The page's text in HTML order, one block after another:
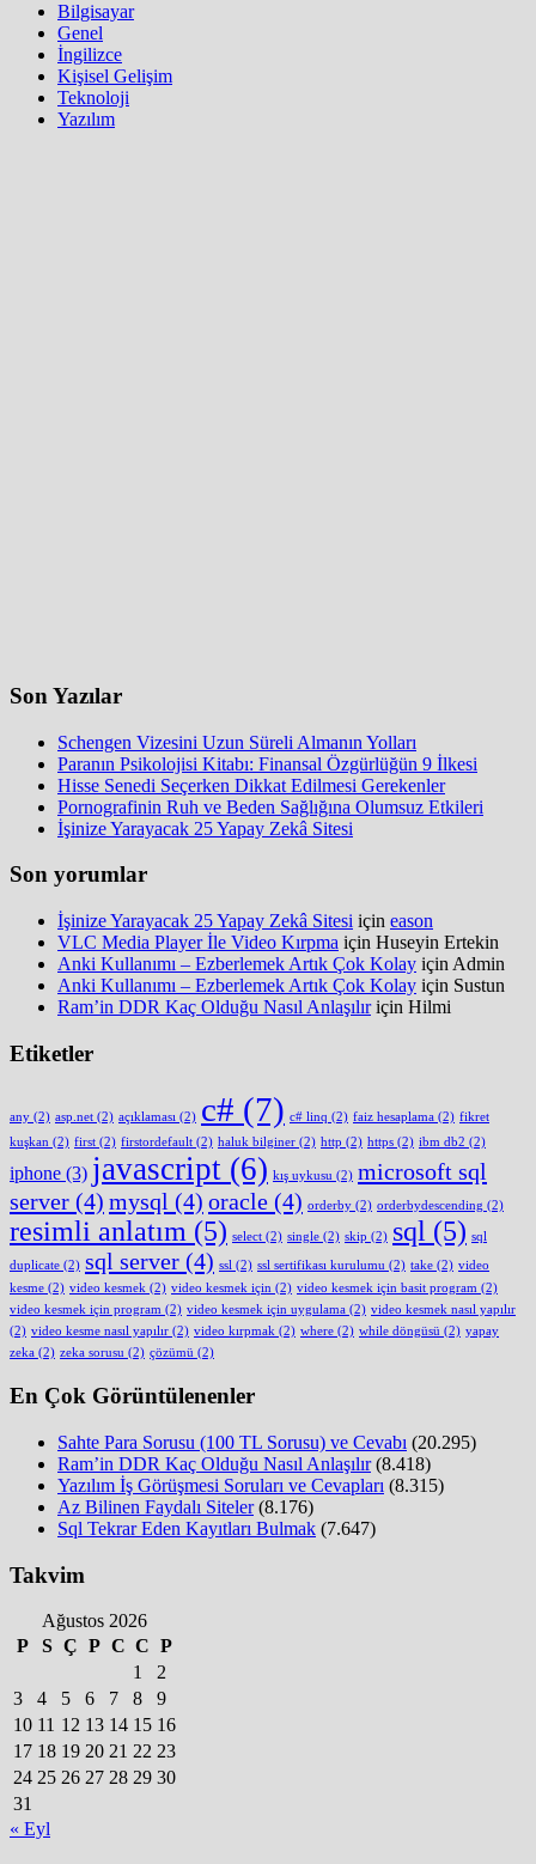
Bilgisayar
Genel
İngilizce
Kişisel Gelişim
Teknoloji
Yazılım
Son Yazılar
Schengen Vizesini Uzun Süreli Almanın Yolları
Paranın Psikolojisi Kitabı: Finansal Özgürlüğün 9 İlkesi
Hisse Senedi Seçerken Dikkat Edilmesi Gerekenler
Pornografinin Ruh ve Beden Sağlığına Olumsuz Etkileri
İşinize Yarayacak 25 Yapay Zekâ Sitesi
Son yorumlar
İşinize Yarayacak 25 Yapay Zekâ Sitesi için eason
VLC Media Player İle Video Kırpma için Huseyin Ertekin
Anki Kullanımı – Ezberlemek Artık Çok Kolay için Admin
Anki Kullanımı – Ezberlemek Artık Çok Kolay için Sustun
Ram’in DDR Kaç Olduğu Nasıl Anlaşılıriçin Hilmi
Etiketler
any (2) asp.net (2) açıklaması (2) c# (7) c# linq (2) faiz hesaplama (2) fikret
kuşkan (2) first (2) firstordefault (2) haluk bilginer (2) http (2) https (2) ibm db2 (2)
iphone (3) javascript (6) kış uykusu (2) microsoft sql
server (4) mysql (4) oracle (4) orderby (2) orderbydescending (2)
resimli anlatım (5) select (2) single (2) skip (2) sql (5) sql
duplicate (2) sql server (4) ssl (2) ssl sertifikası kurulumu (2) take (2) video
kesme (2) video kesmek (2) video kesmek için (2) video kesmek için basit program (2)
video kesmek için program (2) video kesmek için uygulama (2) video kesmek nasıl yapılır
(2) video kesme nasıl yapılır (2) video kırpmak (2) where (2) while döngüsü (2) yapay
zeka (2) zeka sorusu (2) çözümü (2)
En Çok Görüntülenenler
Sahte Para Sorusu (100 TL Sorusu) ve Cevabı (20.295)
Ram’in DDR Kaç Olduğu Nasıl Anlaşılır (8.418)
Yazılım İş Görüşmesi Soruları ve Cevapları (8.315)
Az Bilinen Faydalı Siteler (8.176)
Sql Tekrar Eden Kayıtları Bulmak (7.647)
Takvim
Ağustos 2026
P
S Ç P C C P
1
2
3
4 5 6 7 8
9
10 11 12 13 14 15 16
17 18 19 20 21 22 23
24 25 26 27 28 29 30
31
« Eyl